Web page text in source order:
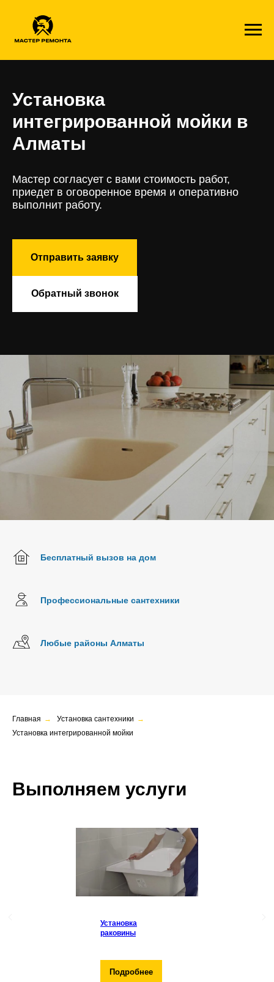
Установка
интегрированной мойки в
Алматы
Мастер согласует с вами стоимость работ,
приедет в оговоренное время и оперативно
выполнит работу.
Отправить заявку
Обратный звонок
Бесплатный вызов на дом
Профессиональные сантехники
Любые районы Алматы
Главная → Установка сантехники →
Установка интегрированной мойки
Выполняем услуги
Установка
раковины
Подробнее